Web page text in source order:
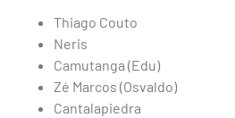
Thiago Couto
Neris
Camutanga (Edu)
Zé Marcos (Osvaldo)
Cantalapiedra